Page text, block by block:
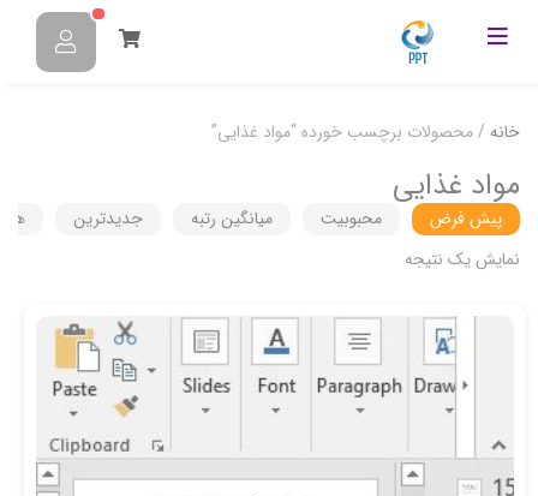
خانه / محصولات برچسب خورده “مواد غذایی”
مواد غذایی
پیش فرض محبوبیت میانگین رتبه جدیدترین
نمایش یک نتیجه